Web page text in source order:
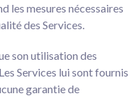
les mesures nécessaires
des Services.
son utilisation des
Services lui sont fournis
garantie de